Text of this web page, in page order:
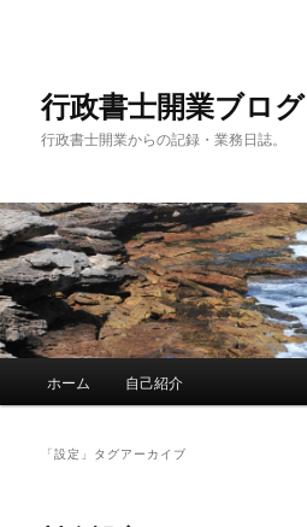
へ
移
動
移
動
行政書士開業ブログ
行政書士開業からの記録・業務日誌。
ホーム 自己紹介
「設定 」タグアーカイブ